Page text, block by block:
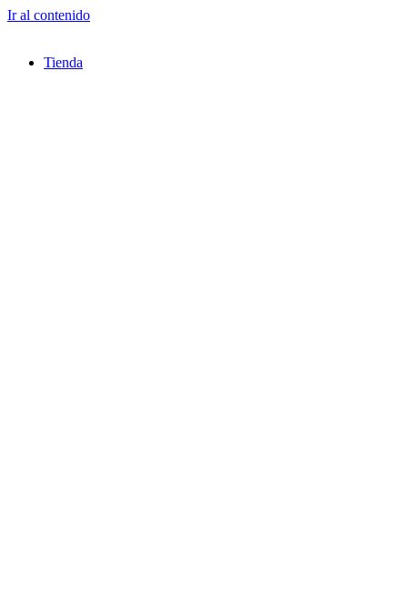
Ir al contenido
Tienda